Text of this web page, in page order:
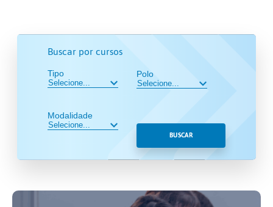
Buscar por cursos
Tipo
Modalidade
Polo
BUSCAR